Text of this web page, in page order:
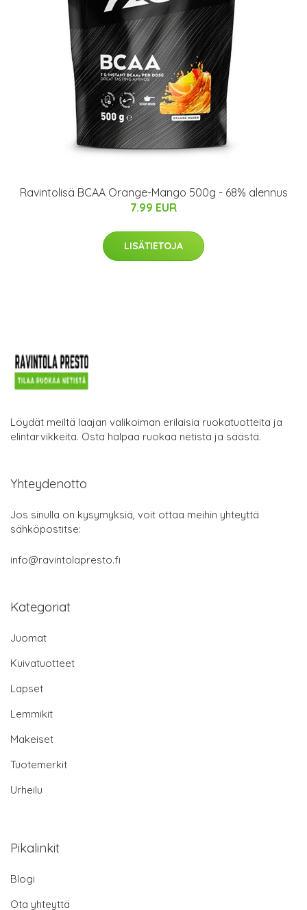
Ravintolisä BCAA Orange-Mango 500g - 68% alennus
7.99 EUR
LISÄTIETOJA
Löydät meiltä laajan valikoiman erilaisia ruokatuotteita ja
elintarvikkeita. Osta halpaa ruokaa netistä ja säästä.
Yhteydenotto
Jos sinulla on kysymyksiä, voit ottaa meihin yhteyttä
sähköpostitse:
info@ravintolapresto.fi
Kategoriat
Juomat
Kuivatuotteet
Lapset
Lemmikit
Makeiset
Tuotemerkit
Urheilu
Pikalinkit
Blogi
Ota yhteyttä